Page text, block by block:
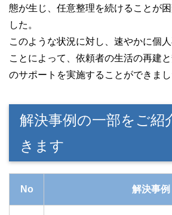
態が生じ、任意整理を続けることが
した。
このような状況に対し、速やかに個
ことによって、依頼者の生活の再建
のサポートを実施することができまし
解決事例の一部をご紹
きます
No 解決事例